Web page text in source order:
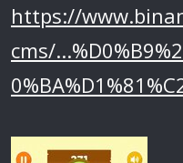
https://
cms/